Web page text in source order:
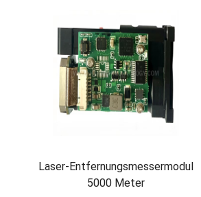
Laser-Entfernungsmessermodul
5000 Meter